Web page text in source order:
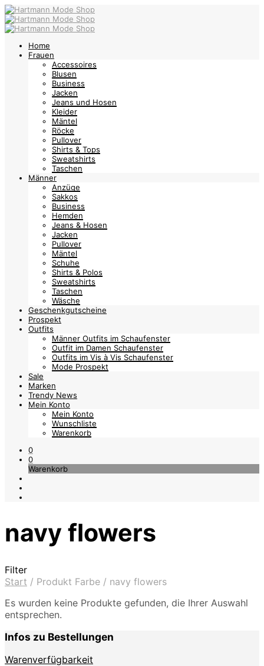
Home
Frauen
Accessoires
Blusen
Business
Jacken
Jeans und Hosen
Kleider
Mäntel
Röcke
Pullover
Shirts & Tops
Sweatshirts
Taschen
Männer
Anzüge
Sakkos
Business
Hemden
Jeans & Hosen
Jacken
Pullover
Mäntel
Schuhe
Shirts & Polos
Sweatshirts
Taschen
Wäsche
Geschenkgutscheine
Prospekt
Outfits
Männer Outfits im Schaufenster
Outfit im Damen Schaufenster
Outfits im Vis à Vis Schaufenster
Mode Prospekt
Sale
Marken
Trendy News
Mein Konto
Mein Konto
Wunschliste
Warenkorb
0
0
Warenkorb
navy flowers
Filter
Start / Produkt Farbe / navy flowers
Es wurden keine Produkte gefunden, die Ihrer Auswahl
entsprechen.
Infos zu Bestellungen
Warenverfügbarkeit